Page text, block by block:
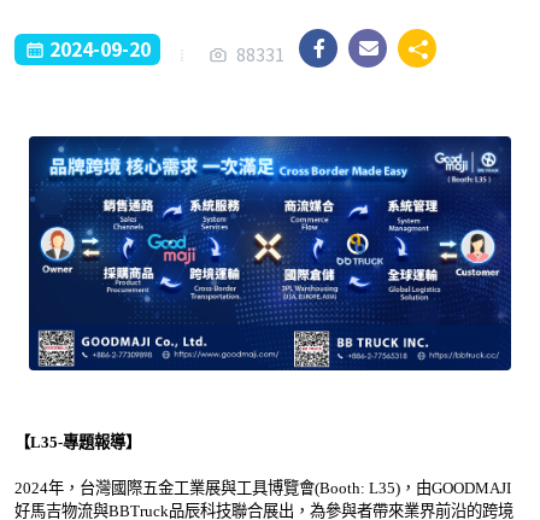
2024-09-20 88331
【L35-專題報導】
2024年，台灣國際五金工業展與工具博覽會(Booth: L35)，由GOODMAJI
好馬吉物流與BBTruck品辰科技聯合展出，為參與者帶來業界前沿的跨境